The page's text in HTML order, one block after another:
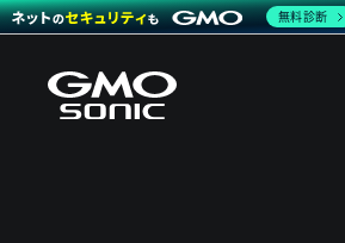
無料診断